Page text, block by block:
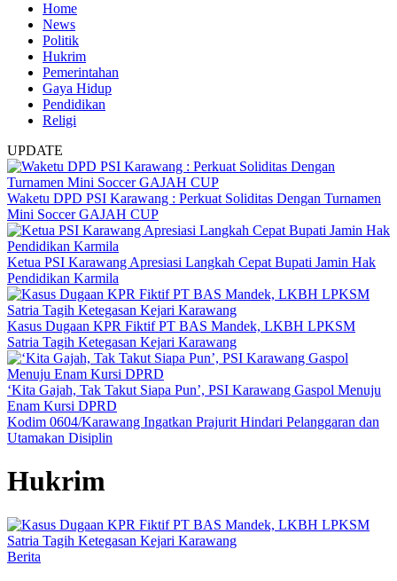
Home
News
Politik
Hukrim
Pemerintahan
Gaya Hidup
Pendidikan
Religi
UPDATE
Waketu DPD PSI Karawang : Perkuat Soliditas Dengan Turnamen
Mini Soccer GAJAH CUP
Ketua PSI Karawang Apresiasi Langkah Cepat Bupati Jamin Hak
Pendidikan Karmila
Kasus Dugaan KPR Fiktif PT BAS Mandek, LKBH LPKSM
Satria Tagih Ketegasan Kejari Karawang
‘Kita Gajah, Tak Takut Siapa Pun’, PSI Karawang Gaspol Menuju
Enam Kursi DPRD
Kodim 0604/Karawang Ingatkan Prajurit Hindari Pelanggaran dan
Utamakan Disiplin
Hukrim
Berita